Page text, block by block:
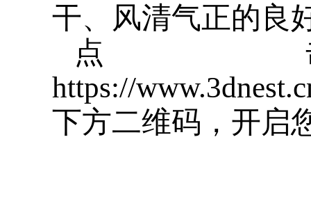
干、风清气正的良
点
https://
下方二维码，开启